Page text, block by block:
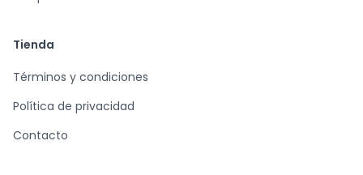
Tienda
Términos y condiciones
Política de privacidad
Contacto